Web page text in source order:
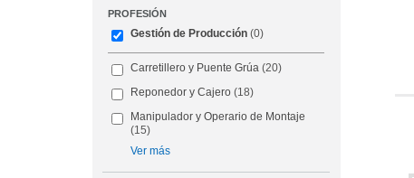
PROFESIÓN
Gestión de Producción (0)
Carretillero y Puente Grúa (20)
Reponedor y Cajero (18)
Manipulador y Operario de Montaje
(15)
Ver más